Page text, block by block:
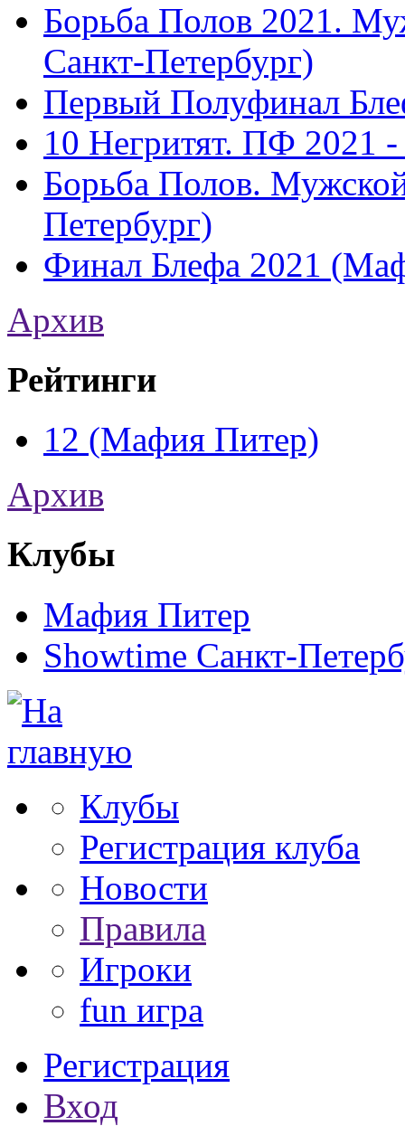
Борьба Полов 2021.
Санкт-Петербург)
Первый Полуфинал
10 Негритят. ПФ 2021
Борьба Полов.
Петербург)
Финал Блефа 2021
Архив
Рейтинги
12 (Мафия Питер)
Архив
Клубы
Мафия Питер
Showtime Санкт-
Клубы
Регистрация клуба
Новости
Правила
Игроки
fun игра
Регистрация
Вход